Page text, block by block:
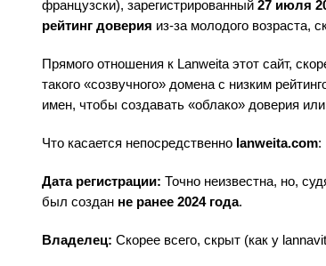
французски), зарегистрированный 27 июля
рейтинг доверия из-за молодого возраста,
Прямого отношения к Lanweita этот сайт,
такого «созвучного» домена с низким
имен, чтобы создавать «облако» доверия
Что касается непосредственно lanweita.com:
Дата регистрации: Точно неизвестна, но,
был создан не ранее 2024 года.
Владелец: Скорее всего, скрыт (как у